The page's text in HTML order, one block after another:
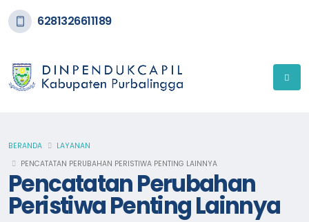
6281326611189
Pencatatan Perubahan
Peristiwa Penting Lainnya
BERANDA
LAYANAN
PENCATATAN PERUBAHAN PERISTIWA PENTING LAINNYA